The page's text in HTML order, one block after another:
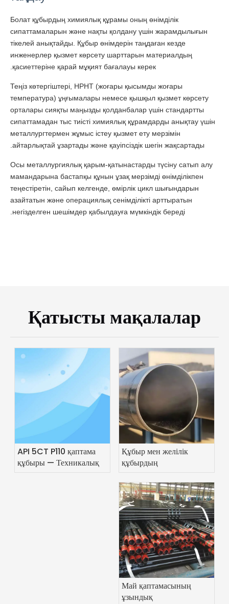
Болат құбырдың химиялық құрамы оның өнімділік
сипаттамаларын және нақты қолдану үшін жарамдылығын
тікелей анықтайды. Құбыр өнімдерін таңдаған кезде
инженерлер қызмет көрсету шарттарын материалдың
қасиеттеріне қарай мұқият бағалауы керек.
Теңіз көтергіштері, HPHT (жоғары қысымды жоғары
температура) ұңғымалары немесе қышқыл қызмет көрсету
орталары сияқты маңызды қолданбалар үшін стандартты
сипаттамадан тыс тиісті химиялық құрамдарды анықтау үшін
металлургтермен жұмыс істеу қызмет ету мерзімін
айтарлықтай ұзартады және қауіпсіздік шегін жақсартады.
Осы металлургиялық қарым-қатынастарды түсіну сатып алу
мамандарына бастапқы құнын ұзақ мерзімді өнімділікпен
теңестіретін, сайып келгенде, өмірлік цикл шығындарын
азайтатын және операциялық сенімділікті арттыратын
негізделген шешімдер қабылдауға мүмкіндік береді.
Қатысты мақалалар
Құбыр мен желілік
құбырдың
API 5CT P110 қаптама
құбыры — Техникалық
Май қаптамасының
ұзындық